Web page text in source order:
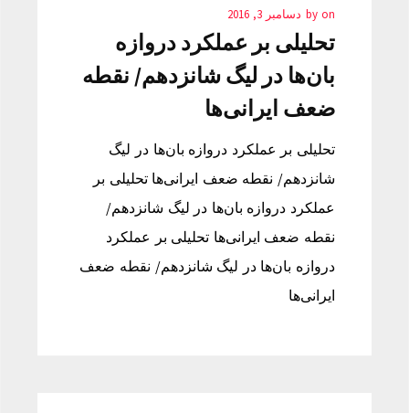
by on دسامبر 3, 2016
تحلیلی بر عملکرد دروازه
بان‌ها در لیگ شانزدهم/ نقطه
ضعف ایرانی‌ها
تحلیلی بر عملکرد دروازه بان‌ها در لیگ
شانزدهم/ نقطه ضعف ایرانی‌ها تحلیلی بر
عملکرد دروازه بان‌ها در لیگ شانزدهم/
نقطه ضعف ایرانی‌ها تحلیلی بر عملکرد
دروازه بان‌ها در لیگ شانزدهم/ نقطه ضعف
ایرانی‌ها